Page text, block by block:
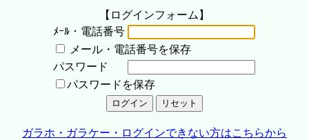
【ログインフォーム】
ﾒｰﾙ・電話番号
メール・電話番号を保存
パスワード
パスワードを保存
ガラホ・ガラケー・ログインできない方はこちらから